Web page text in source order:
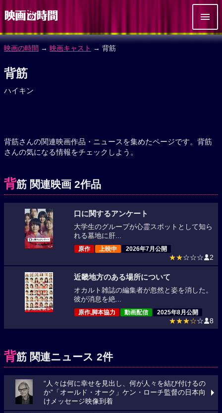
映画の時間 → 映画キャスト → 背筋
背筋
ハイキン
背筋さんの関連映画作品・ニュースを集めたページです。背筋
さんの気になる情報をチェックしよう。
背筋 関連映画 2作品
口に関するアンケート
大学生のグループが心霊スポットとして知ら
れる墓地に肝...
原作 上映中 2026年7月公開
★★☆☆☆ 2
近畿地方のある場所について
オカルト雑誌の編集者が忽然と姿を消した。
彼が消息を絶...
原作,脚本協力 動画配信 2025年8月公開
★★★☆☆ 8
背筋 関連ニュース 2件
“人々は何に幸せを見出し、何が人々を結び付けるの
か”「オールド・オーク」ケン・ローチ監督の日本向
けメッセージ映像到着